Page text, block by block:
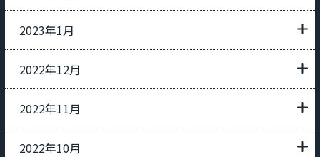
2023年1月
2022年12月
2022年11月
2022年10月